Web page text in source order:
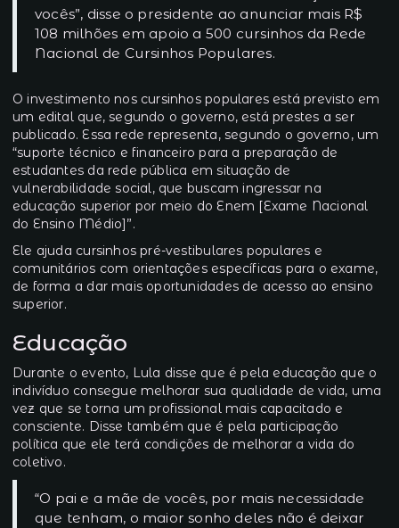
vocês”, disse o presidente ao anunciar mais R$
108 milhões em apoio a 500 cursinhos da Rede
Nacional de Cursinhos Populares.
O investimento nos cursinhos populares está previsto em
um edital que, segundo o governo, está prestes a ser
publicado. Essa rede representa, segundo o governo, um
“suporte técnico e financeiro para a preparação de
estudantes da rede pública em situação de
vulnerabilidade social, que buscam ingressar na
educação superior por meio do Enem [Exame Nacional
do Ensino Médio]”.
Ele ajuda cursinhos pré-vestibulares populares e
comunitários com orientações específicas para o exame,
de forma a dar mais oportunidades de acesso ao ensino
superior.
Educação
Durante o evento, Lula disse que é pela educação que o
indivíduo consegue melhorar sua qualidade de vida, uma
vez que se torna um profissional mais capacitado e
consciente. Disse também que é pela participação
política que ele terá condições de melhorar a vida do
coletivo.
“O pai e a mãe de vocês, por mais necessidade
que tenham, o maior sonho deles não é deixar